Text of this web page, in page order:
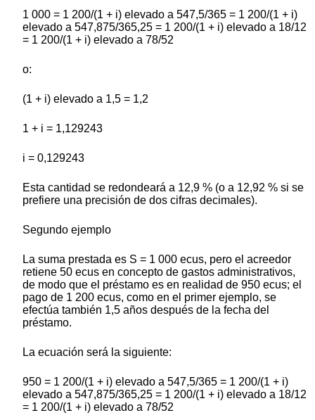
1 000 = 1 200/(1 + i) elevado a 547,5/365 = 1 200/(1 + i)
elevado a 547,875/365,25 = 1 200/(1 + i) elevado a 18/12
= 1 200/(1 + i) elevado a 78/52
o:
(1 + i) elevado a 1,5 = 1,2
1 + i = 1,129243
i = 0,129243
Esta cantidad se redondeará a 12,9 % (o a 12,92 % si se
prefiere una precisión de dos cifras decimales).
Segundo ejemplo
La suma prestada es S = 1 000 ecus, pero el acreedor
retiene 50 ecus en concepto de gastos administrativos,
de modo que el préstamo es en realidad de 950 ecus; el
pago de 1 200 ecus, como en el primer ejemplo, se
efectúa también 1,5 años después de la fecha del
préstamo.
La ecuación será la siguiente:
950 = 1 200/(1 + i) elevado a 547,5/365 = 1 200/(1 + i)
elevado a 547,875/365,25 = 1 200/(1 + i) elevado a 18/12
= 1 200/(1 + i) elevado a 78/52